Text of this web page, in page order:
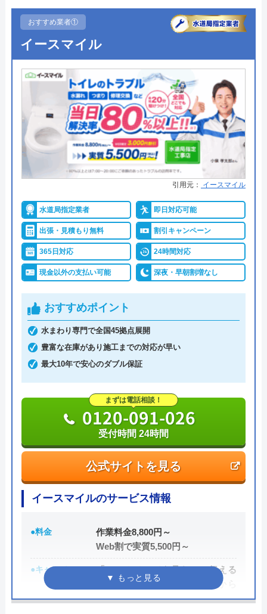
おすすめ業者①
イースマイル
引用元： イースマイル
水道局指定業者 即日対応可能
出張・見積もり無料 割引キャンペーン
365日対応 24時間対応
現金以外の支払い可能 深夜・早朝割増なし
おすすめポイント
水まわり専門で全国45拠点展開
豊富な在庫があり施工までの対応が早い
最大10年で安心のダブル保証
公式サイトを見る
まずは電話相談！
0120-091-026
受付時間 24時間
イースマイルのサービス情報
●料金
作業料金8,800円～
Web割で実質5,500円～
●キャンペーン
「ホームページを見た」と伝える
だけで、WEB割で作業料金から
3,000円割引！